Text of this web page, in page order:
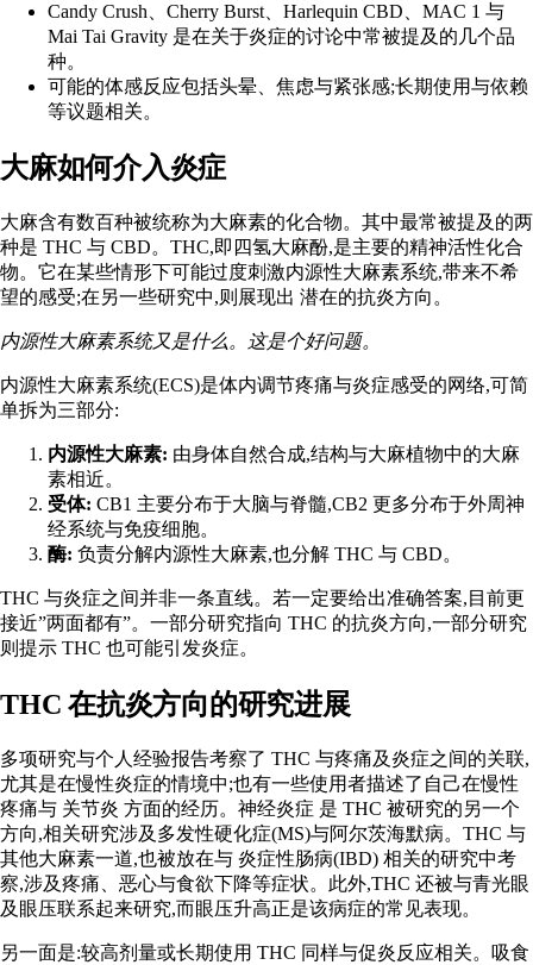
Candy Crush、Cherry Burst、Harlequin CBD、MAC 1 与
Mai Tai Gravity 是在关于炎症的讨论中常被提及的几个品
种。
可能的体感反应包括头晕、焦虑与紧张感;长期使用与依赖
等议题相关。
大麻如何介入炎症
大麻含有数百种被统称为大麻素的化合物。其中最常被提及的两
种是 THC 与 CBD。THC,即四氢大麻酚,是主要的精神活性化合
物。它在某些情形下可能过度刺激内源性大麻素系统,带来不希
望的感受;在另一些研究中,则展现出 潜在的抗炎方向 。
内源性大麻素系统又是什么。这是个好问题。
内源性大麻素系统(ECS)是体内调节疼痛与炎症感受的网络,可简
单拆为三部分:
内源性大麻素: 由身体自然合成,结构与大麻植物中的大麻
素相近。
受体: CB1 主要分布于大脑与脊髓,CB2 更多分布于外周神
经系统与免疫细胞。
酶: 负责分解内源性大麻素,也分解 THC 与 CBD。
THC 与炎症之间并非一条直线。若一定要给出准确答案,目前更
接近”两面都有”。一部分研究指向 THC 的抗炎方向,一部分研究
则提示 THC 也可能引发炎症。
THC 在抗炎方向的研究进展
多项研究与个人经验报告考察了 THC 与疼痛及炎症之间的关联,
尤其是在慢性炎症的情境中;也有一些使用者描述了自己在慢性
疼痛与 关节炎 方面的经历。 神经炎症 是 THC 被研究的另一个
方向,相关研究涉及多发性硬化症(MS)与阿尔茨海默病。THC 与
其他大麻素一道,也被放在与 炎症性肠病(IBD) 相关的研究中考
察,涉及疼痛、恶心与食欲下降等症状。此外,THC 还被与青光眼
及眼压联系起来研究,而眼压升高正是该病症的常见表现。
另一面是:较高剂量或长期使用 THC 同样与促炎反应相关。吸食